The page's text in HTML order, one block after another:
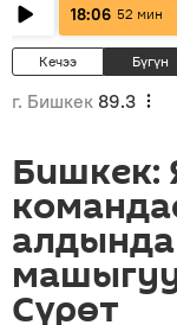
18:06 52 мин
Кечээ Бүгүн
г. Бишкек 89.3
Бишкек:
Сүрөт